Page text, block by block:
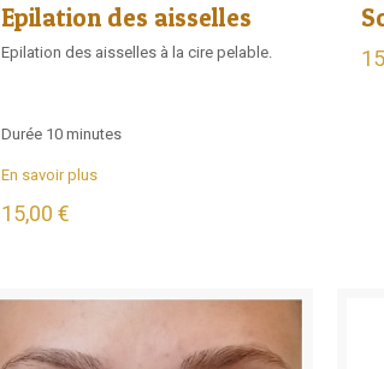
Epilation des aisselles
Epilation des aisselles à la cire pelable.
Durée 10 minutes
En savoir plus
15,00 €